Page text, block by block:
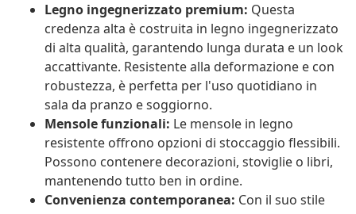
Legno ingegnerizzato premium: Questa
credenza alta è costruita in legno ingegnerizzato
di alta qualità, garantendo lunga durata e un look
accattivante. Resistente alla deformazione e con
robustezza, è perfetta per l'uso quotidiano in
sala da pranzo e soggiorno.
Mensole funzionali: Le mensole in legno
resistente offrono opzioni di stoccaggio flessibili.
Possono contenere decorazioni, stoviglie o libri,
mantenendo tutto ben in ordine.
Convenienza contemporanea: Con il suo stile